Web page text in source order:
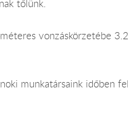
tőlünk.
vonzáskörzetébe
munkatársaink időben